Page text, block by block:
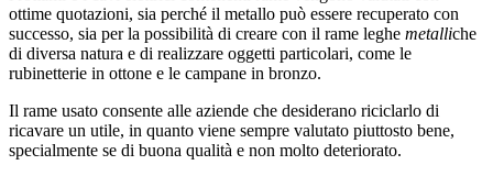
ottime quotazioni, sia perché il metallo può essere recuperato con
successo, sia per la possibilità di creare con il rame leghe metalliche
di diversa natura e di realizzare oggetti particolari, come le
rubinetterie in ottone e le campane in bronzo.
Il rame usato consente alle aziende che desiderano riciclarlo di
ricavare un utile, in quanto viene sempre valutato piuttosto bene,
specialmente se di buona qualità e non molto deteriorato.